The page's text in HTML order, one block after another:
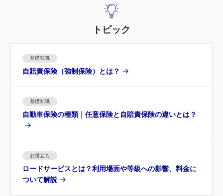
トピック
基礎知識
自賠責保険（強制保険）とは？
基礎知識
自動車保険の種類｜任意保険と自賠責保険の違いとは？
お役立ち
ロードサービスとは？利用場面や等級への影響、料金に
ついて解説